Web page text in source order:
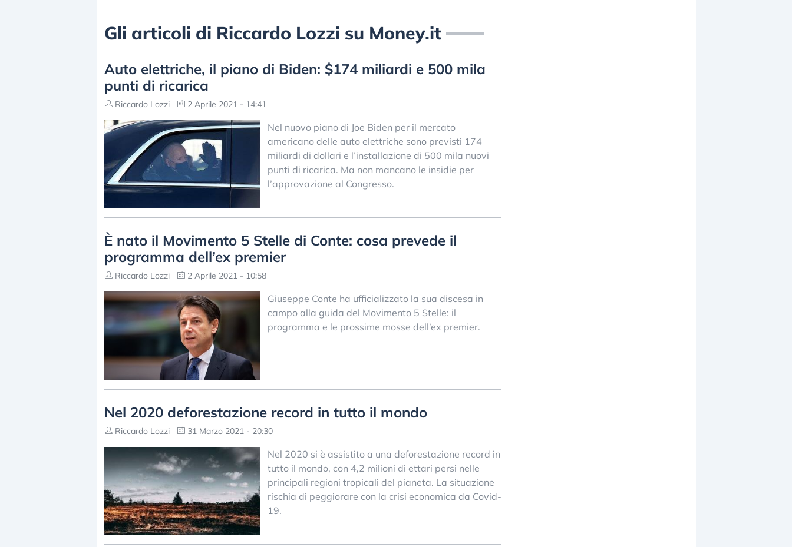
Gli articoli di Riccardo Lozzi su Money.it
Auto elettriche, il piano di Biden: $174 miliardi e 500 mila
punti di ricarica
Riccardo Lozzi 2 Aprile 2021 - 14:41
Nel nuovo piano di Joe Biden per il mercato
americano delle auto elettriche sono previsti 174
miliardi di dollari e l’installazione di 500 mila nuovi
punti di ricarica. Ma non mancano le insidie per
l’approvazione al Congresso.
È nato il Movimento 5 Stelle di Conte: cosa prevede il
programma dell’ex premier
Riccardo Lozzi 2 Aprile 2021 - 10:58
Giuseppe Conte ha ufficializzato la sua discesa in
campo alla guida del Movimento 5 Stelle: il
programma e le prossime mosse dell’ex premier.
Nel 2020 deforestazione record in tutto il mondo
Riccardo Lozzi 31 Marzo 2021 - 20:30
Nel 2020 si è assistito a una deforestazione record in
tutto il mondo, con 4,2 milioni di ettari persi nelle
principali regioni tropicali del pianeta. La situazione
rischia di peggiorare con la crisi economica da Covid-
19.